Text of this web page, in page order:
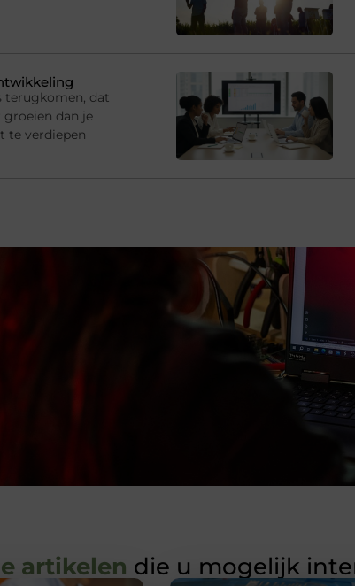
terugkomen, dat
groeien dan je
te verdiepen
artikelen die u mogelijk